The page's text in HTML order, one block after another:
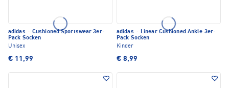
adidas · Cushioned Sportswear 3er-
Pack Socken
Unisex
€ 11,99
adidas · Linear Cushioned Ankle 3er-
Pack Socken
Kinder
€ 8,99